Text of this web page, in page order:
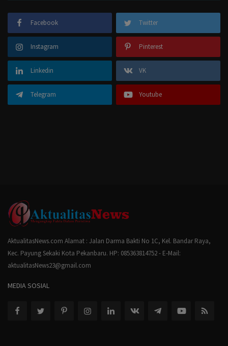
Facebook Twitter
Instagram Pinterest
Linkedin VK
Telegram Youtube
AktualitasNews.com Alamat : Jalan Darma Bakti No 1C, Kel. Bandar Raya,
Kec. Payung Sekaki Kota Pekanbaru. HP: 085363814752 - E-Mail:
aktualitasNews23@gmail.com
MEDIA SOSIAL